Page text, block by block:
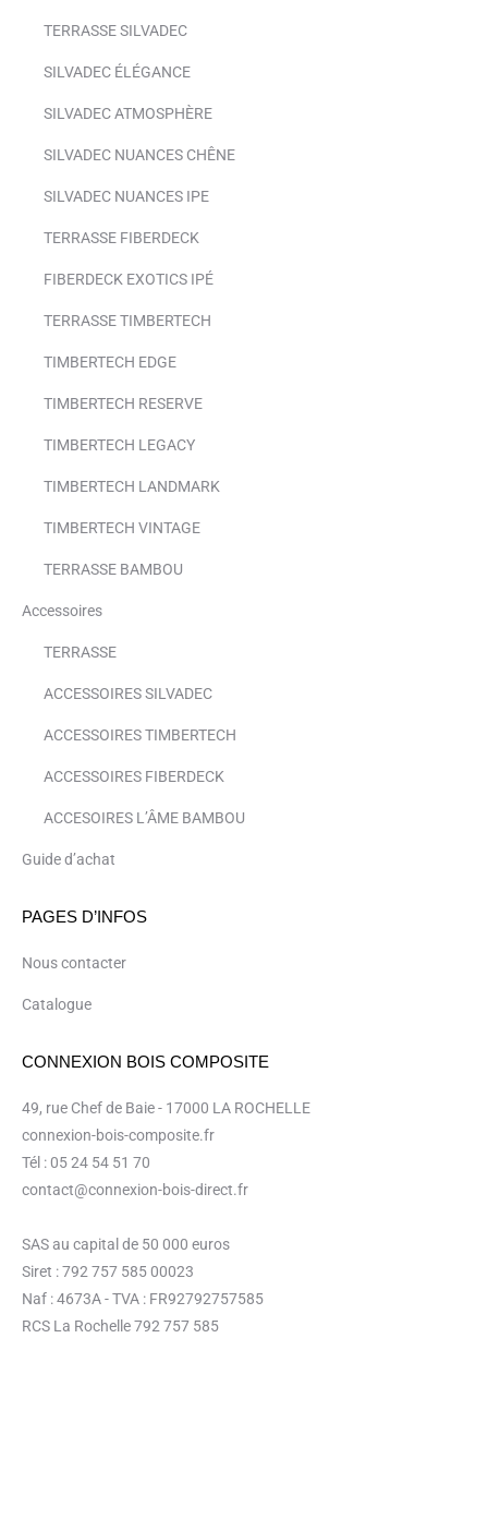
TERRASSE SILVADEC
SILVADEC ÉLÉGANCE
SILVADEC ATMOSPHÈRE
SILVADEC NUANCES CHÊNE
SILVADEC NUANCES IPE
TERRASSE FIBERDECK
FIBERDECK EXOTICS IPÉ
TERRASSE TIMBERTECH
TIMBERTECH EDGE
TIMBERTECH RESERVE
TIMBERTECH LEGACY
TIMBERTECH LANDMARK
TIMBERTECH VINTAGE
TERRASSE BAMBOU
Accessoires
TERRASSE
ACCESSOIRES SILVADEC
ACCESSOIRES TIMBERTECH
ACCESSOIRES FIBERDECK
ACCESOIRES L’ÂME BAMBOU
Guide d’achat
PAGES D’INFOS
Nous contacter
Catalogue
CONNEXION BOIS COMPOSITE
49, rue Chef de Baie - 17000 LA ROCHELLE
connexion-bois-composite.fr
Tél : 05 24 54 51 70
contact@connexion-bois-direct.fr
SAS au capital de 50 000 euros
Siret : 792 757 585 00023
Naf : 4673A - TVA : FR92792757585
RCS La Rochelle 792 757 585